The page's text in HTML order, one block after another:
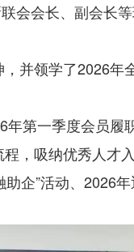
会会长、副会长
并领学了2026
第一季度会员
，吸纳优秀人才
企”活动、2026